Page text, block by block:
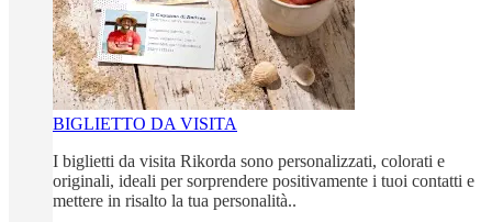
BIGLIETTO DA VISITA
I biglietti da visita Rikorda sono personalizzati, colorati e
originali, ideali per sorprendere positivamente i tuoi contatti e
mettere in risalto la tua personalità..